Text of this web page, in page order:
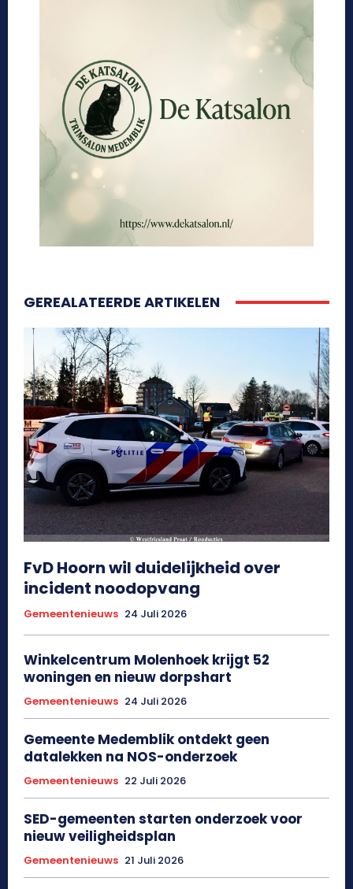
GEREALATEERDE ARTIKELEN
FvD Hoorn wil duidelijkheid over
incident noodopvang
Gemeentenieuws 24 Juli 2026
Winkelcentrum Molenhoek krijgt 52
woningen en nieuw dorpshart
Gemeentenieuws 24 Juli 2026
Gemeente Medemblik ontdekt geen
datalekken na NOS-onderzoek
Gemeentenieuws 22 Juli 2026
SED-gemeenten starten onderzoek voor
nieuw veiligheidsplan
Gemeentenieuws 21 Juli 2026